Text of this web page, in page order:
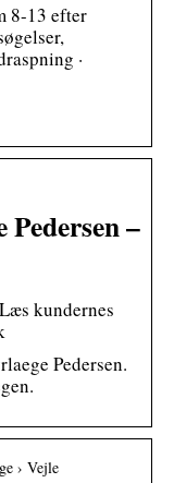
8-13 efter
·
–
kundernes
Pedersen.
› Vejle